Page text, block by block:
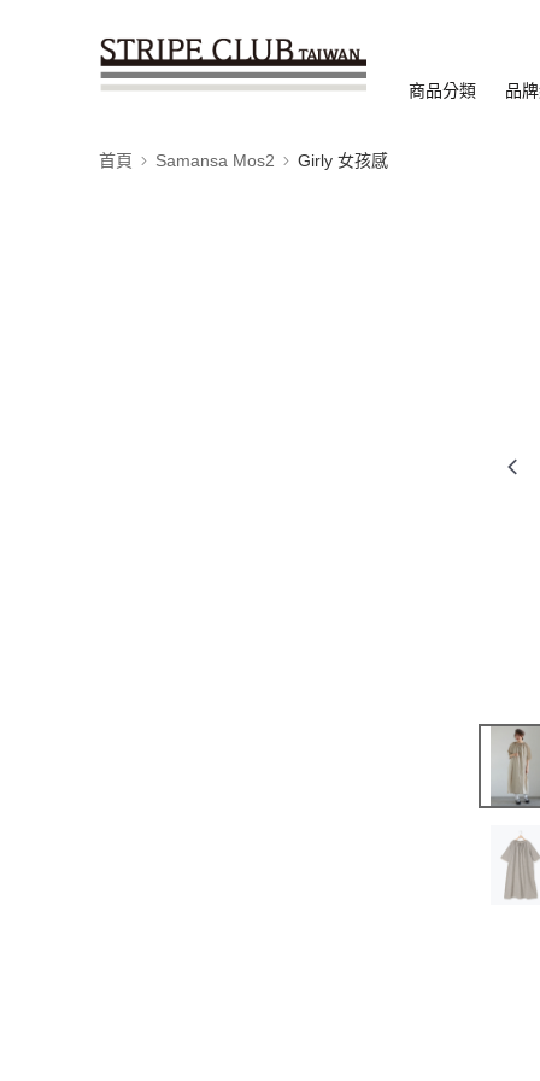
商品分類 品
首頁 Samansa Mos2 Girly 女孩感